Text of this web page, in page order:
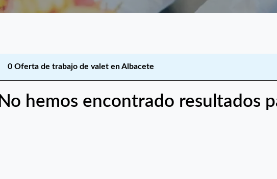
0 Oferta de trabajo de valet en Albacete
No hemos encontrado resultados